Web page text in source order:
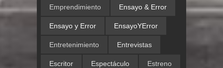
Emprendimiento Ensayo & Error
Ensayo y Error EnsayoYError
Entretenimiento Entrevistas
Escritor Espectáculo Estreno